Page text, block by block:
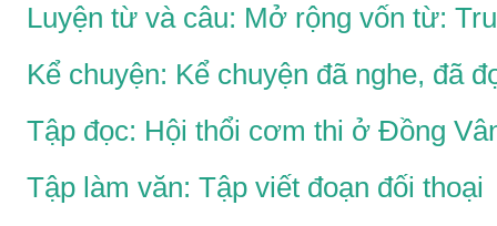
Luyện từ và câu: Mở rộng vốn từ:
Kể chuyện: Kể chuyện đã nghe, đã
Tập đọc: Hội thổi cơm thi ở Đồng
Tập làm văn: Tập viết đoạn đối thoại